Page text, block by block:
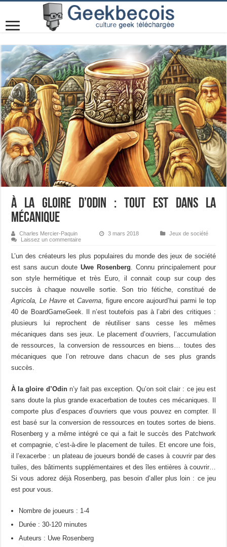
À la gloire d’Odin : tout est dans la
mécanique
Charles Mercier-Paquin 3 mars 2018
Jeux de société
Laissez un commentaire
L’un des créateurs les plus populaires du monde des jeux de société
est sans aucun doute Uwe Rosenberg . Connu principalement pour
son style hermétique et très Euro, il connait coup sur coup des
succès à chaque nouvelle sortie. Son trio fétiche, constitué de
Agricola,Le Havreet Caverna, figure encore aujourd’hui parmi le top
40 de BoardGameGeek. Il n’est toutefois pas à l’abri des critiques :
plusieurs lui reprochent de réutiliser sans cesse les mêmes
mécaniques dans ses jeux. Le placement d’ouvriers, l’accumulation
de ressources, la conversion de ressources en biens… toutes des
mécaniques que l’on retrouve dans chacun de ses plus grands
succès.
À la gloire d’Odinn’y fait pas exception. Qu’on soit clair : ce jeu est
sans doute la plus grande exacerbation de toutes ces mécaniques. Il
comporte plus d’espaces d’ouvriers que vous pouvez en compter. Il
est basé sur la conversion de ressources en toutes sortes de biens.
Rosenberg y a même intégré ce qui a fait le succès des Patchwork
et compagnie, c’est-à-dire le placement de tuiles. Et encore une fois,
il l’exacerbe : un plateau de joueurs bondé de cases à couvrir par des
tuiles, des bâtiments supplémentaires et des îles entières à couvrir…
Si vous adorez déjà Rosenberg, pas besoin d’aller plus loin : ce jeu
est pour vous.
Nombre de joueurs : 1-4
Durée : 30-120 minutes
Auteurs : Uwe Rosenberg